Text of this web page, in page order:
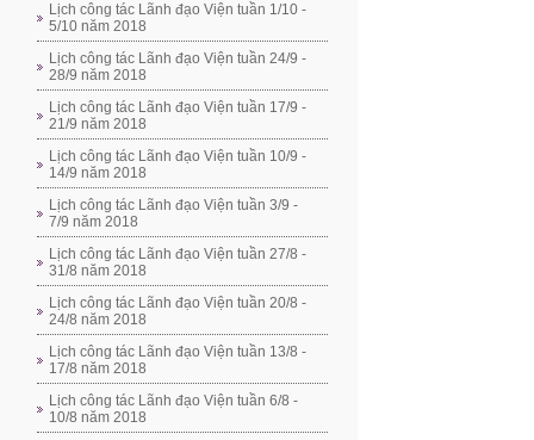
Lịch công tác Lãnh đạo Viện tuần 1/10 -
5/10 năm 2018
Lịch công tác Lãnh đạo Viện tuần 24/9 -
28/9 năm 2018
Lịch công tác Lãnh đạo Viện tuần 17/9 -
21/9 năm 2018
Lịch công tác Lãnh đạo Viện tuần 10/9 -
14/9 năm 2018
Lịch công tác Lãnh đạo Viện tuần 3/9 -
7/9 năm 2018
Lịch công tác Lãnh đạo Viện tuần 27/8 -
31/8 năm 2018
Lịch công tác Lãnh đạo Viện tuần 20/8 -
24/8 năm 2018
Lịch công tác Lãnh đạo Viện tuần 13/8 -
17/8 năm 2018
Lịch công tác Lãnh đạo Viện tuần 6/8 -
10/8 năm 2018